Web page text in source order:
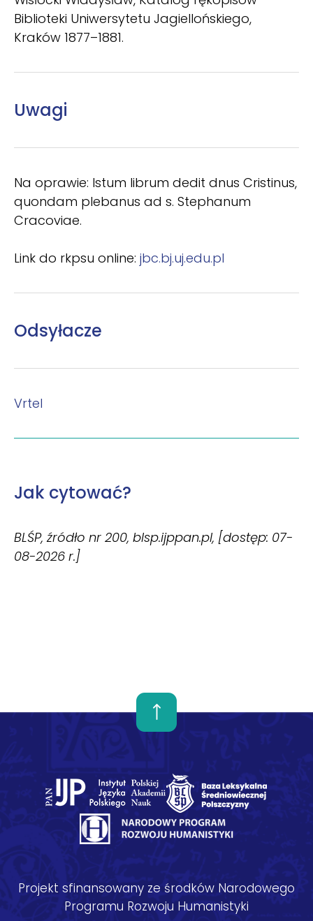
Biblioteki Uniwersytetu Jagiellońskiego,
Kraków 1877–1881.
Uwagi
Na oprawie: Istum librum dedit dnus Cristinus,
quondam plebanus ad s. Stephanum
Cracoviae.
Link do rkpsu online: jbc.bj.uj.edu.pl
Odsyłacze
Vrtel
Jak cytować?
BLŚP, źródło nr 200, blsp.ijppan.pl, [dostęp: 07-
08-2026 r.]
Projekt sfinansowany ze środków Narodowego
Programu Rozwoju Humanistyki